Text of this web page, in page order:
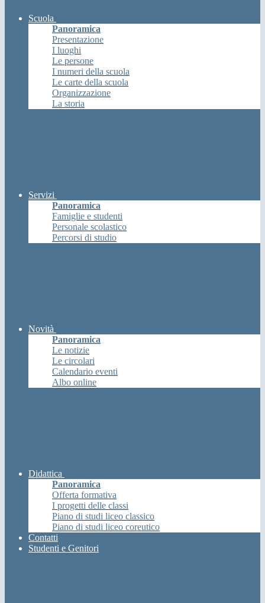
Scuola
Panoramica
Presentazione
I luoghi
Le persone
I numeri della scuola
Le carte della scuola
Organizzazione
La storia
Servizi
Panoramica
Famiglie e studenti
Personale scolastico
Percorsi di studio
Novità
Panoramica
Le notizie
Le circolari
Calendario eventi
Albo online
Didattica
Panoramica
Offerta formativa
I progetti delle classi
Piano di studi liceo classico
Piano di studi liceo coreutico
Contatti
Studenti e Genitori